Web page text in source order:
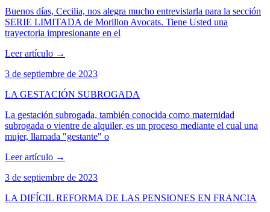
Buenos días, Cecilia, nos alegra mucho entrevistarla para la sección
SERIE LIMITADA de Morillon Avocats. Tiene Usted una
trayectoria impresionante en el
Leer artículo →
3 de septiembre de 2023
LA GESTACIÓN SUBROGADA
La gestación subrogada, también conocida como maternidad
subrogada o vientre de alquiler, es un proceso mediante el cual una
mujer, llamada "gestante" o
Leer artículo →
3 de septiembre de 2023
LA DIFÍCIL REFORMA DE LAS PENSIONES EN FRANCIA